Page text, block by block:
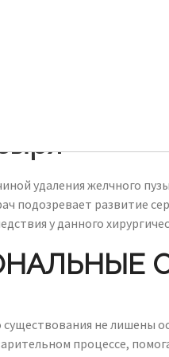
удаления желчного
подозревает развитие
у данного
не
процессе,